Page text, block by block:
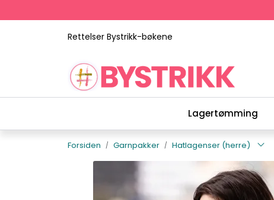
Rettelser Bystrikk-bøkene
Lagertømming
Forsiden Garnpakker Hatlagenser (herre)